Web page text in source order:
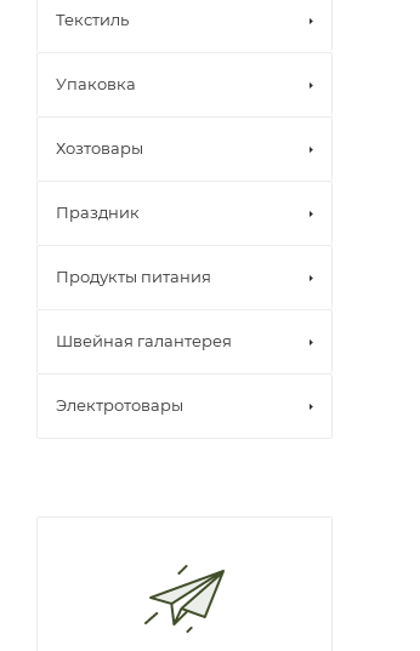
Текстиль
Упаковка
Хозтовары
Праздник
Продукты питания
Швейная галантерея
Электротовары